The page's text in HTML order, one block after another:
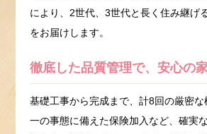
により、2世代、3世代と長く住み継げ
をお届けします。
徹底した品質管理で、安心の
基礎工事から完成まで、計8回の厳密
一の事態に備えた保険加入など、確実